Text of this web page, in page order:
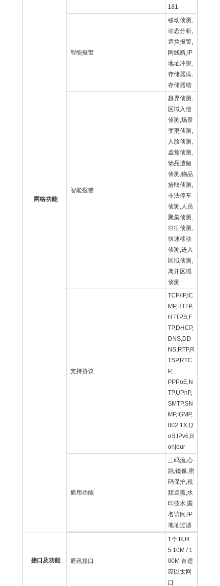
网络功能
181
智能报警
移动侦测,
动态分析,
遮挡报警,
网线断,IP
地址冲突,
存储器满,
存储器错
智能报警
越界侦测,
区域入侵
侦测,场景
变更侦测,
人脸侦测,
虚焦侦测,
物品遗留
侦测,物品
拾取侦测,
非法停车
侦测,人员
聚集侦测,
徘徊侦测,
快速移动
侦测,进入
区域侦测,
离开区域
侦测
支持协议
TCP/IP,IC
MP,HTTP,
HTTPS,F
TP,DHCP,
DNS,DD
NS,RTP,R
TSP,RTC
P,
PPPoE,N
TP,UPnP,
SMTP,SN
MP,IGMP,
802.1X,Q
oS,IPv6,B
onjour
通用功能
三码流,心
跳,镜像,密
码保护,视
频遮盖,水
印技术,匿
名访问,IP
地址过滤
接口及功能 通讯接口
1个 RJ4
5 10M / 1
00M 自适
应以太网
口